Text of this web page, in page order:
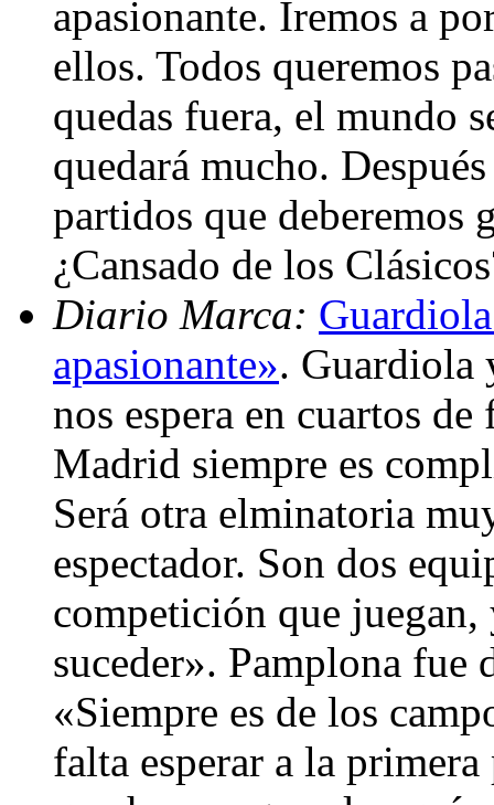
apasionante. Iremos a
ellos. Todos queremos
quedas fuera, el mundo
quedará mucho.
partidos que deberemos
¿Cansado de los
Diario Marca:
apasionante». Guardiola
nos espera en cuartos
Madrid siempre es
Será otra elminatoria
espectador. Son dos
competición que
suceder». Pamplona
«Siempre es de los
falta esperar a la